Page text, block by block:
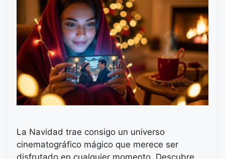
La Navidad trae consigo un universo
cinematográfico mágico que merece ser
disfrutado en cualquier momento. Descubre